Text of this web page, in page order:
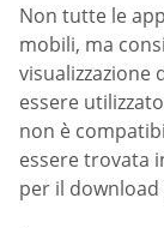
Non tutte le
mobili, ma
visualizzazione
essere
non è
essere trovata
per il